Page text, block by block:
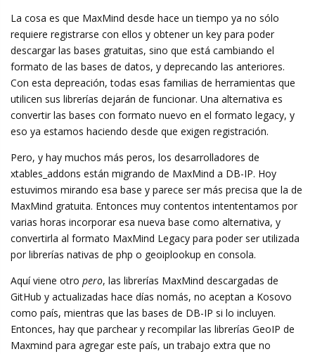
La cosa es que MaxMind desde hace un tiempo ya no sólo
requiere registrarse con ellos y obtener un key para poder
descargar las bases gratuitas, sino que está cambiando el
formato de las bases de datos, y deprecando las anteriores.
Con esta depreación, todas esas familias de herramientas que
utilicen sus librerías dejarán de funcionar. Una alternativa es
convertir las bases con formato nuevo en el formato legacy, y
eso ya estamos haciendo desde que exigen registración.
Pero, y hay muchos más peros, los desarrolladores de
xtables_addons están migrando de MaxMind a DB-IP. Hoy
estuvimos mirando esa base y parece ser más precisa que la de
MaxMind gratuita. Entonces muy contentos intententamos por
varias horas incorporar esa nueva base como alternativa, y
convertirla al formato MaxMind Legacy para poder ser utilizada
por librerías nativas de php o geoiplookup en consola.
Aquí viene otro pero, las librerías MaxMind descargadas de
GitHub y actualizadas hace días nomás, no aceptan a Kosovo
como país, mientras que las bases de DB-IP si lo incluyen.
Entonces, hay que parchear y recompilar las librerías GeoIP de
Maxmind para agregar este país, un trabajo extra que no